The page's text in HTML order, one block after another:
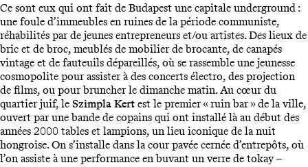
Ce sont eux qui ont fait de Budapest une capitale underground :
une foule d’immeubles en ruines de la période communiste,
réhabilités par de jeunes entrepreneurs et/ou artistes. Des lieux de
bric et de broc, meublés de mobilier de brocante, de canapés
vintage et de fauteuils dépareillés, où se rassemble une jeunesse
cosmopolite pour assister à des concerts électro, des projection
de films, ou pour bruncher le dimanche matin. Au cœur du
quartier juif, le Szimpla Kert est le premier « ruin bar » de la ville,
ouvert par une bande de copains qui ont installé là au début des
années 2000 tables et lampions, un lieu iconique de la nuit
hongroise. On s’installe dans la cour pavée cernée d’entrepôts, où
l’on assiste à une performance en buvant un verre de tokay –